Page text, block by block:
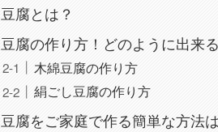
豆腐とは？
豆腐の作り方！どのように出来
木綿豆腐の作り方
絹ごし豆腐の作り方
豆腐をご家庭で作る簡単な方法